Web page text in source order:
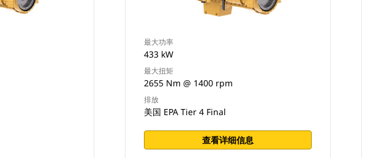
最大功率
433 kW
最大扭矩
2655 Nm @ 1400 rpm
排放
美国 EPA Tier 4 Final
查看详细信息